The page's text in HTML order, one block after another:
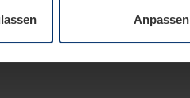
Anpassen